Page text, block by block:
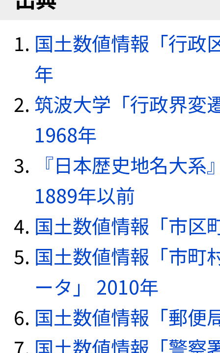
国土数値情報「行政
年
筑波大学「行政界変
1968年
『日本歴史地名大
1889年以前
国土数値情報「市区
国土数値情報「市町
ータ」 2010年
国土数値情報「郵便
国土数値情報「警察